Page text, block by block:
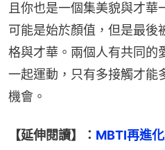
且你也是一個集美貌與才華
可能是始於顏值，但是最後
格與才華。兩個人有共同的
一起運動，只有多接觸才能
機會。
【延伸閱讀】： MBTI再進